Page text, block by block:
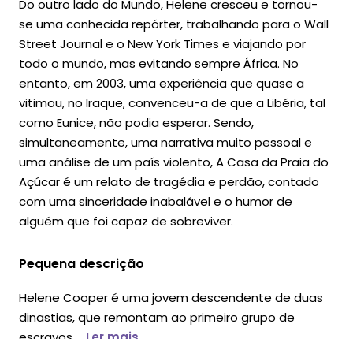
Do outro lado do Mundo, Helene cresceu e tornou-
se uma conhecida repórter, trabalhando para o Wall
Street Journal e o New York Times e viajando por
todo o mundo, mas evitando sempre África. No
entanto, em 2003, uma experiência que quase a
vitimou, no Iraque, convenceu-a de que a Libéria, tal
como Eunice, não podia esperar. Sendo,
simultaneamente, uma narrativa muito pessoal e
uma análise de um país violento, A Casa da Praia do
Açúcar é um relato de tragédia e perdão, contado
com uma sinceridade inabalável e o humor de
alguém que foi capaz de sobreviver.
Pequena descrição
Helene Cooper é uma jovem descendente de duas
dinastias, que remontam ao primeiro grupo de